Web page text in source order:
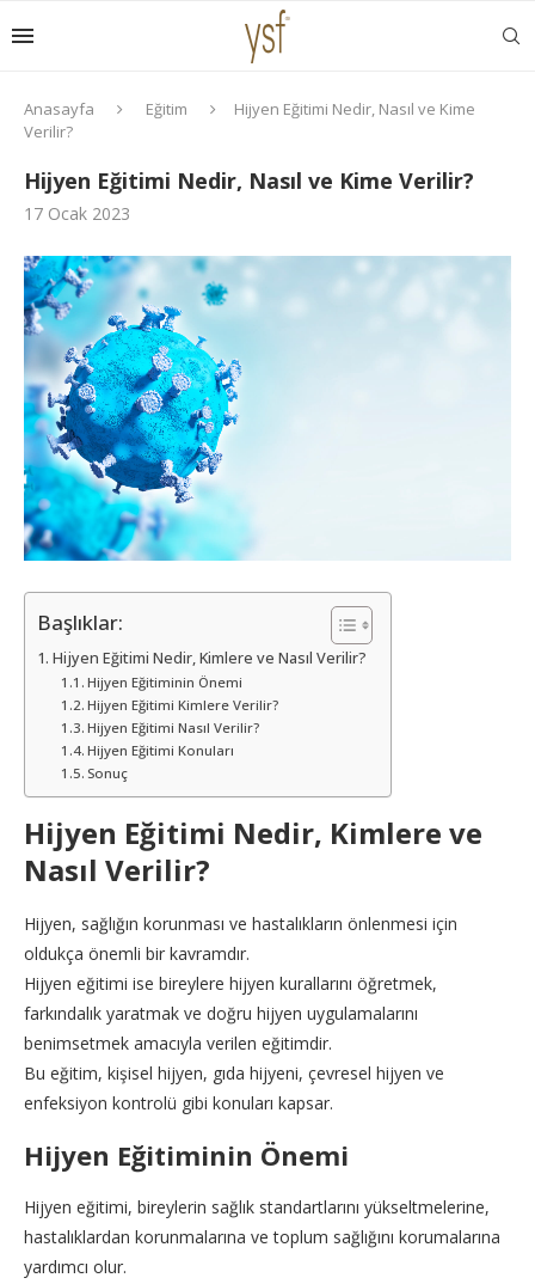
Anasayfa Eğitim
Hijyen Eğitimi Nedir, Nasıl ve Kime
Verilir?
Hijyen Eğitimi Nedir, Nasıl ve Kime Verilir?
17 Ocak 2023
Başlıklar:
Hijyen Eğitimi Nedir, Kimlere ve Nasıl Verilir?
Hijyen Eğitiminin Önemi
Hijyen Eğitimi Kimlere Verilir?
Hijyen Eğitimi Nasıl Verilir?
Hijyen Eğitimi Konuları
Sonuç
Hijyen Eğitimi Nedir, Kimlere ve
Nasıl Verilir?
Hijyen, sağlığın korunması ve hastalıkların önlenmesi için
oldukça önemli bir kavramdır.
Hijyen eğitimi ise bireylere hijyen kurallarını öğretmek,
farkındalık yaratmak ve doğru hijyen uygulamalarını
benimsetmek amacıyla verilen eğitimdir.
Bu eğitim, kişisel hijyen, gıda hijyeni, çevresel hijyen ve
enfeksiyon kontrolü gibi konuları kapsar.
Hijyen Eğitiminin Önemi
Hijyen eğitimi, bireylerin sağlık standartlarını yükseltmelerine,
hastalıklardan korunmalarına ve toplum sağlığını korumalarına
yardımcı olur.